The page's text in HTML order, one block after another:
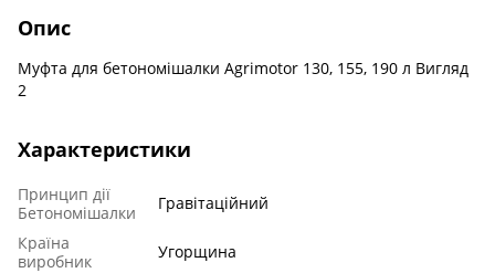
Опис
Муфта для бетономішалки Agrimotor 130, 155, 190 л Вигляд
2
Характеристики
Принцип дії
Бетономішалки
Гравітаційний
Країна
виробник
Угорщина